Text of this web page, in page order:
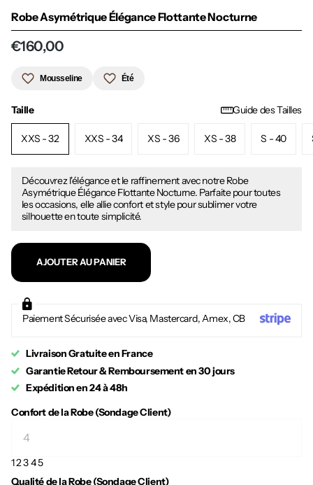
Robe Asymétrique Élégance Flottante Nocturne
€160,00
Mousseline Été
Taille Guide des Tailles
XXS - 32 XXS - 34 XS - 36 XS - 38 S - 40
Découvrez l'élégance et le raffinement avec notre Robe
Asymétrique Élégance Flottante Nocturne. Parfaite pour toutes
les occasions, elle allie confort et style pour sublimer votre
silhouette en toute simplicité.
AJOUTER AU PANIER
Paiement Sécurisée avec Visa, Mastercard, Amex, CB
Livraison Gratuite en France
Garantie Retour & Remboursement en 30 jours
Expédition en 24 à 48h
Confort de la Robe (Sondage Client)
12345
Qualité de la Robe (Sondage Client)